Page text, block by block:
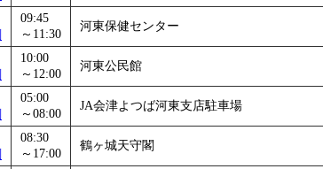
09:45
～11:30
河東保健センター
10:00
～12:00
河東公民館
05:00
～08:00
JA会津よつば河東支店駐車場
08:30
～17:00
鶴ヶ城天守閣